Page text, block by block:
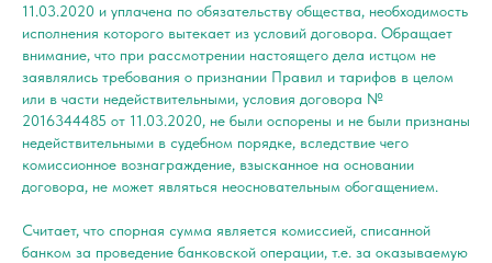
11.03.2020 и уплачена по обязательству общества, необходимость
исполнения которого вытекает из условий договора. Обращает
внимание, что при рассмотрении настоящего дела истцом не
заявлялись требования о признании Правил и тарифов в целом
или в части недействительными, условия договора №
2016344485 от 11.03.2020, не были оспорены и не были признаны
недействительными в судебном порядке, вследствие чего
комиссионное вознаграждение, взысканное на основании
договора, не может являться неосновательным обогащением.
Считает, что спорная сумма является комиссией, списанной
банком за проведение банковской операции, т.е. за оказываемую